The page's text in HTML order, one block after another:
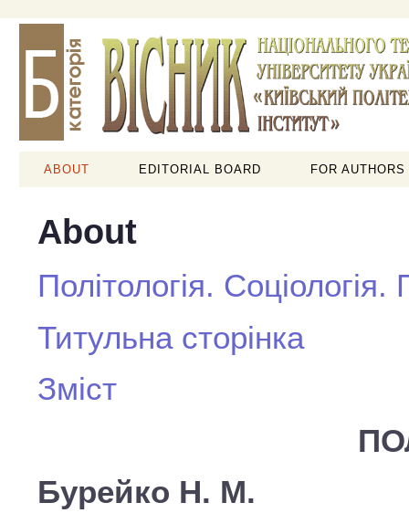
ABOUT EDITORIAL BOARD FOR AUTHORS
About
Політологія.
Титульна сторінка
Зміст
Бурейко Н. М.